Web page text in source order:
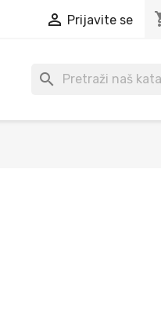
 Prijavite se
search